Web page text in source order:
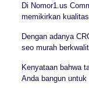
Di Nomor1.us
memikirkan
Dengan adanya
seo murah
Kenyataan bahwa
Anda bangun untuk